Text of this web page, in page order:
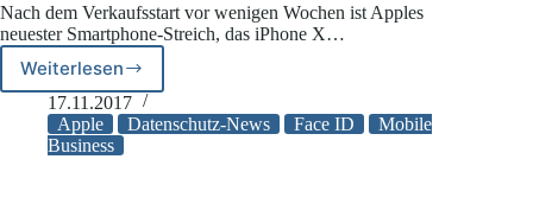
Nach dem Verkaufsstart vor wenigen Wochen ist Apples
neuester Smartphone-Streich, das iPhone X…
Weiterlesen
Ist
Apples
Face
ID
17.11.2017
Apple
Datenschutz-News Face ID
Mobile
Business